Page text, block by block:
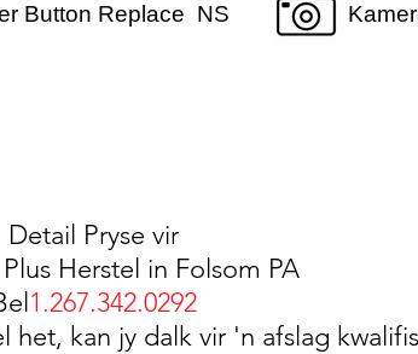
Button Replace NS
Detail Pryse vir
Herstel in Folsom PA
1.267.342.0292
het, kan jy dalk vir 'n afslag